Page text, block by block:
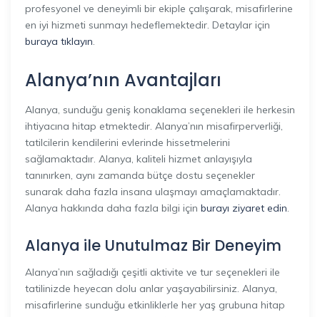
profesyonel ve deneyimli bir ekiple çalışarak, misafirlerine
en iyi hizmeti sunmayı hedeflemektedir. Detaylar için
buraya tıklayın.
Alanya’nın Avantajları
Alanya, sunduğu geniş konaklama seçenekleri ile herkesin
ihtiyacına hitap etmektedir. Alanya’nın misafirperverliği,
tatilcilerin kendilerini evlerinde hissetmelerini
sağlamaktadır. Alanya, kaliteli hizmet anlayışıyla
tanınırken, aynı zamanda bütçe dostu seçenekler
sunarak daha fazla insana ulaşmayı amaçlamaktadır.
Alanya hakkında daha fazla bilgi için burayı ziyaret edin.
Alanya ile Unutulmaz Bir Deneyim
Alanya’nın sağladığı çeşitli aktivite ve tur seçenekleri ile
tatilinizde heyecan dolu anlar yaşayabilirsiniz. Alanya,
misafirlerine sunduğu etkinliklerle her yaş grubuna hitap